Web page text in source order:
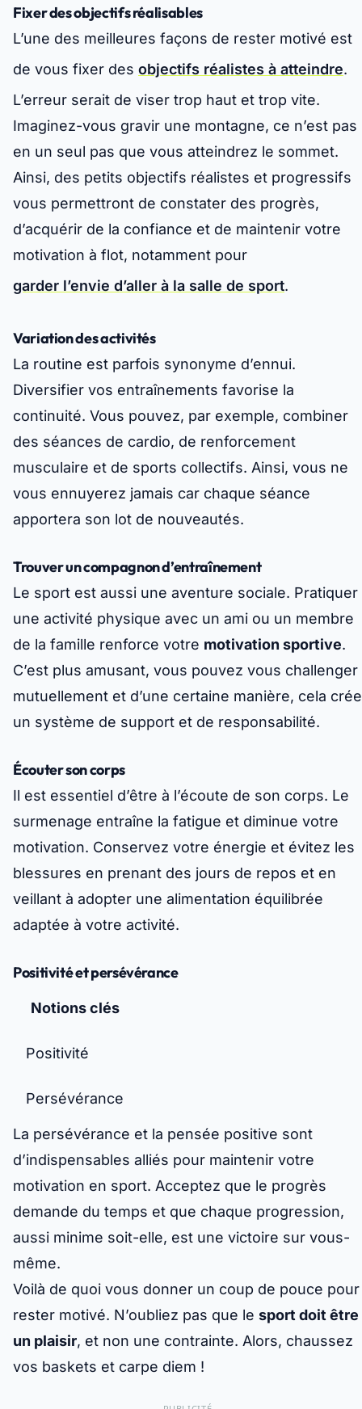
Fixer des objectifs réalisables
L’une des meilleures façons de rester motivé est
de vous fixer des objectifs réalistes à atteindre.
L’erreur serait de viser trop haut et trop vite.
Imaginez-vous gravir une montagne, ce n’est pas
en un seul pas que vous atteindrez le sommet.
Ainsi, des petits objectifs réalistes et progressifs
vous permettront de constater des progrès,
d’acquérir de la confiance et de maintenir votre
motivation à flot, notamment pour
garder l’envie d’aller à la salle de sport.
Variation des activités
La routine est parfois synonyme d’ennui.
Diversifier vos entraînements favorise la
continuité. Vous pouvez, par exemple, combiner
des séances de cardio, de renforcement
musculaire et de sports collectifs. Ainsi, vous ne
vous ennuyerez jamais car chaque séance
apportera son lot de nouveautés.
Trouver un compagnon d’entraînement
Le sport est aussi une aventure sociale. Pratiquer
une activité physique avec un ami ou un membre
de la famille renforce votre motivation sportive.
C’est plus amusant, vous pouvez vous challenger
mutuellement et d’une certaine manière, cela crée
un système de support et de responsabilité.
Écouter son corps
Il est essentiel d’être à l’écoute de son corps. Le
surmenage entraîne la fatigue et diminue votre
motivation. Conservez votre énergie et évitez les
blessures en prenant des jours de repos et en
veillant à adopter une alimentation équilibrée
adaptée à votre activité.
Positivité et persévérance
Notions clés
Positivité
Persévérance
La persévérance et la pensée positive sont
d’indispensables alliés pour maintenir votre
motivation en sport. Acceptez que le progrès
demande du temps et que chaque progression,
aussi minime soit-elle, est une victoire sur vous-
même.
Voilà de quoi vous donner un coup de pouce pour
rester motivé. N’oubliez pas que le sport doit être
un plaisir, et non une contrainte. Alors, chaussez
vos baskets et carpe diem !